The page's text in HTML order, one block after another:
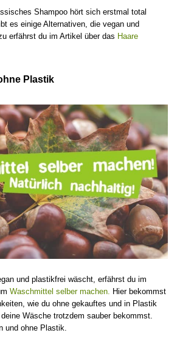
Shampoo hört sich erstmal total
es einige Alternativen, die vegan und
erfährst du im Artikel über das Haare
Plastik
und plastikfrei wäscht, erfährst du im
Waschmittel selber machen.
Hier bekommst
wie du ohne gekauftes und in Plastik
Wäsche trotzdem sauber bekommst.
und ohne Plastik.